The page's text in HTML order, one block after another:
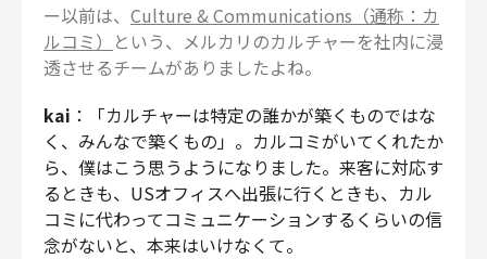
ー以前は、 Culture & Communications（通称：カ
ルコミ） という、メルカリのカルチャーを社内に浸
透させるチームがありましたよね。
kai ：「カルチャーは特定の誰かが築くものではな
く、みんなで築くもの」。カルコミがいてくれたか
ら、僕はこう思うようになりました。来客に対応す
るときも、USオフィスへ出張に行くときも、カル
コミに代わってコミュニケーションするくらいの信
念がないと、本来はいけなくて。